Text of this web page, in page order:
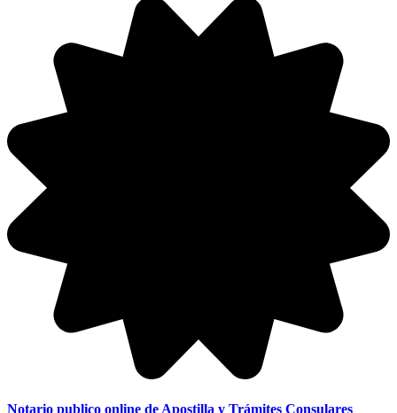
Notario publico online de Apostilla y Trámites Consulares